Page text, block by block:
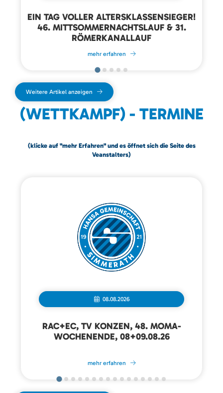
EIN TAG VOLLER ALTERSKLASSENSIEGER!
46. MITTSOMMERNACHTSLAUF & 31.
RÖMERKANALLAUF
mehr erfahren
Weitere Artikel anzeigen
(WETTKAMPF) - TERMINE
(klicke auf "mehr Erfahren" und es öffnet sich die Seite des
Veanstalters)
RAC+EC, TV KONZEN, 48. MOMA-
WOCHENENDE, 08+09.08.26
08.08.2026
mehr erfahren